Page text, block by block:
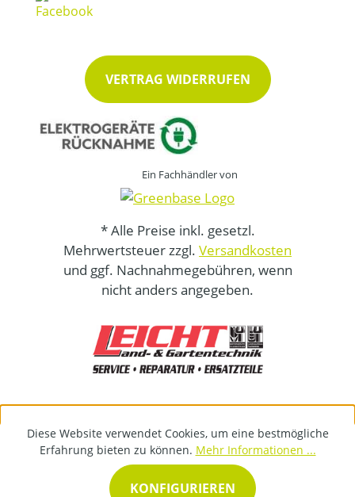
VERTRAG WIDERRUFEN
Ein Fachhändler von
* Alle Preise inkl. gesetzl.
Mehrwertsteuer zzgl. Versandkosten
und ggf. Nachnahmegebühren, wenn
nicht anders angegeben.
Diese Website verwendet Cookies, um eine bestmögliche
Erfahrung bieten zu können. Mehr Informationen ...
KONFIGURIEREN